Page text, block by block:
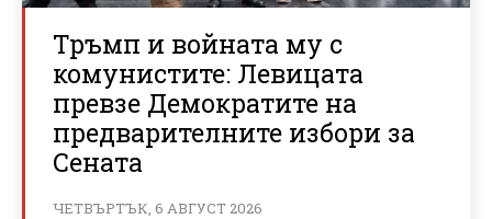
Тръмп и войната му с
комунистите: Левицата
превзе Демократите на
предварителните избори за
Сената
ЧЕТВЪРТЪК, 6 АВГУСТ 2026